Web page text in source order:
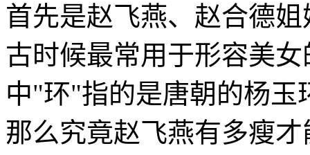
首先是赵飞燕、赵合德
古时候最常用于形容美
中"环"指的是唐朝的杨
那么究竟赵飞燕有多瘦